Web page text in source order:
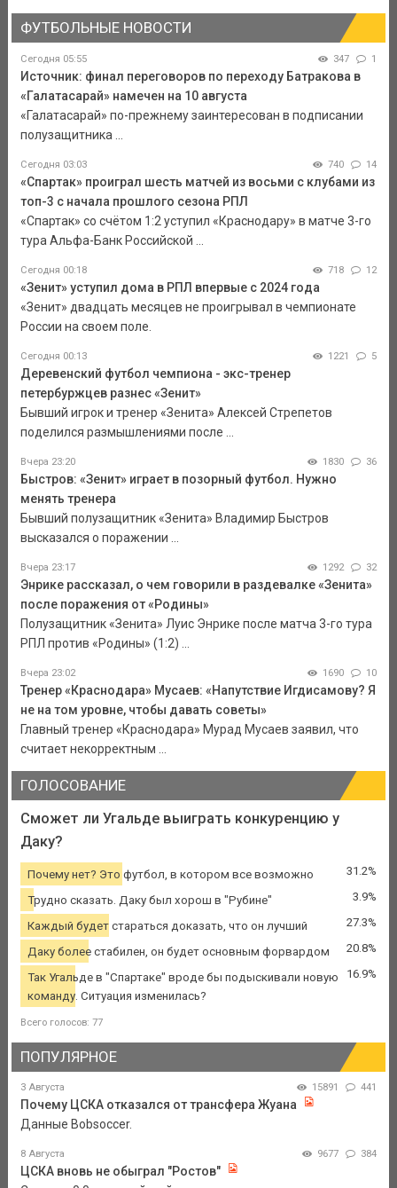
ФУТБОЛЬНЫЕ НОВОСТИ
Сегодня 05:55 347 1
Источник: финал переговоров по переходу Батракова в
«Галатасарай» намечен на 10 августа
«Галатасарай» по-прежнему заинтересован в подписании
полузащитника ...
Сегодня 03:03 740 14
«Спартак» проиграл шесть матчей из восьми с клубами из
топ-3 с начала прошлого сезона РПЛ
«Спартак» со счётом 1:2 уступил «Краснодару» в матче 3-го
тура Альфа-Банк Российской ...
Сегодня 00:18 718 12
«Зенит» уступил дома в РПЛ впервые с 2024 года
«Зенит» двадцать месяцев не проигрывал в чемпионате
России на своем поле.
Сегодня 00:13 1221 5
Деревенский футбол чемпиона - экс-тренер
петербуржцев разнес «Зенит»
Бывший игрок и тренер «Зенита» Алексей Стрепетов
поделился размышлениями после ...
Вчера 23:20 1830 36
Быстров: «Зенит» играет в позорный футбол. Нужно
менять тренера
Бывший полузащитник «Зенита» Владимир Быстров
высказался о поражении ...
Вчера 23:17 1292 32
Энрике рассказал, о чем говорили в раздевалке «Зенита»
после поражения от «Родины»
Полузащитник «Зенита» Луис Энрике после матча 3-го тура
РПЛ против «Родины» (1:2) ...
Вчера 23:02 1690 10
Тренер «Краснодара» Мусаев: «Напутствие Игдисамову? Я
не на том уровне, чтобы давать советы»
Главный тренер «Краснодара» Мурад Мусаев заявил, что
считает некорректным ...
ГОЛОСОВАНИЕ
Сможет ли Угальде выиграть конкуренцию у
Даку?
Почему нет? Это футбол, в котором все возможно 31.2%
Трудно сказать. Даку был хорош в "Рубине" 3.9%
Каждый будет стараться доказать, что он лучший 27.3%
Даку более стабилен, он будет основным форвардом 20.8%
Так Угальде в "Спартаке" вроде бы подыскивали новую
команду. Ситуация изменилась?
16.9%
Всего голосов: 77
ПОПУЛЯРНОЕ
3 Августа 15891 441
Почему ЦСКА отказался от трансфера Жуана
Данные Bobsoccer.
8 Августа 9677 384
ЦСКА вновь не обыграл "Ростов"